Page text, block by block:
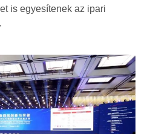
is egyesítenek az ipari